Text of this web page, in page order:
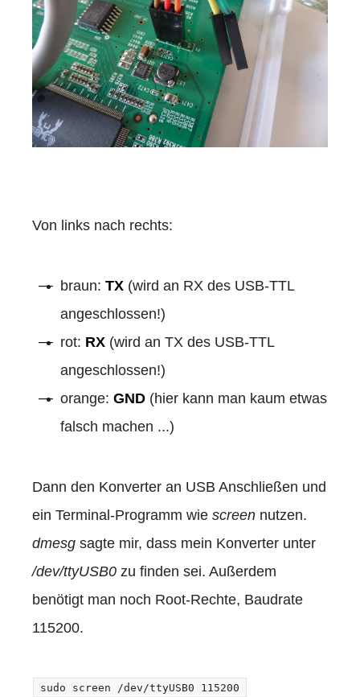
Von links nach rechts:
braun: TX (wird an RX des USB-TTL
angeschlossen!)
rot: RX (wird an TX des USB-TTL
angeschlossen!)
orange: GND (hier kann man kaum etwas
falsch machen ...)
Dann den Konverter an USB Anschließen und
ein Terminal-Programm wie screen nutzen.
dmesg sagte mir, dass mein Konverter unter
/dev/ttyUSB0 zu finden sei. Außerdem
benötigt man noch Root-Rechte, Baudrate
115200.
sudo screen /dev/ttyUSB0 115200